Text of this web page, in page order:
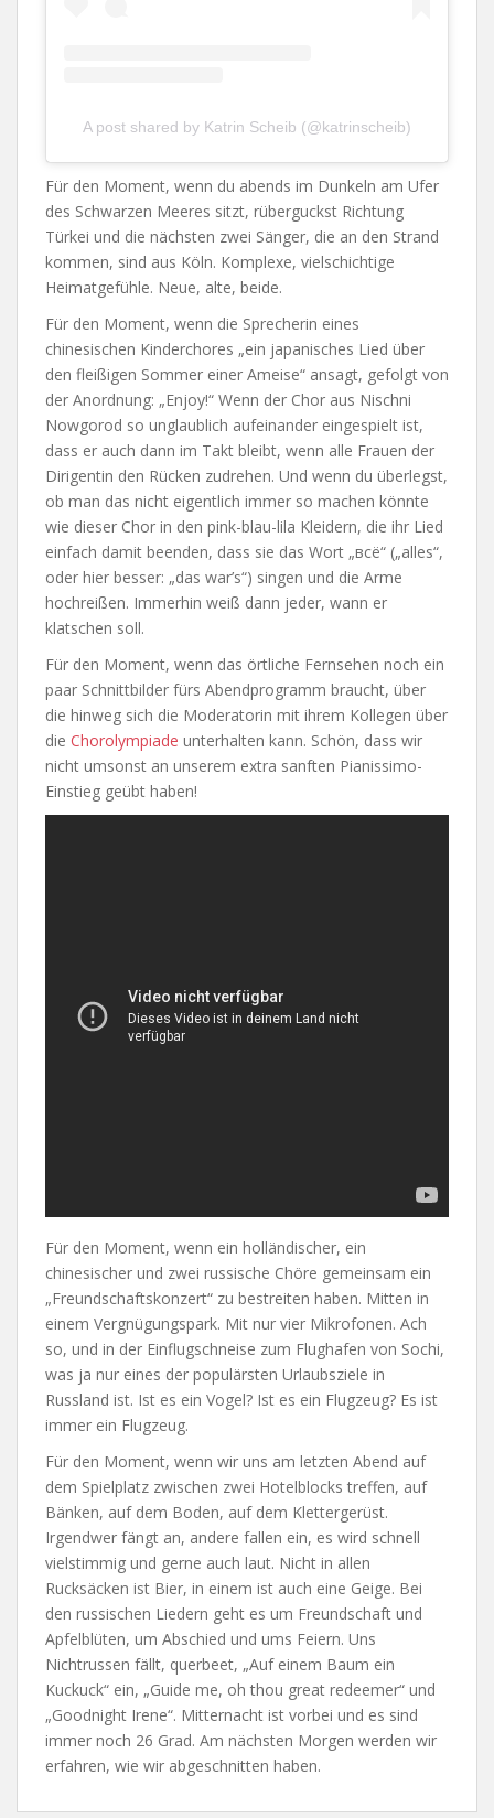
A post shared by Katrin Scheib (@katrinscheib)
Für den Moment, wenn du abends im Dunkeln am Ufer
des Schwarzen Meeres sitzt, rüberguckst Richtung
Türkei und die nächsten zwei Sänger, die an den Strand
kommen, sind aus Köln. Komplexe, vielschichtige
Heimatgefühle. Neue, alte, beide.
Für den Moment, wenn die Sprecherin eines
chinesischen Kinderchores „ein japanisches Lied über
den fleißigen Sommer einer Ameise“ ansagt, gefolgt von
der Anordnung: „Enjoy!“ Wenn der Chor aus Nischni
Nowgorod so unglaublich aufeinander eingespielt ist,
dass er auch dann im Takt bleibt, wenn alle Frauen der
Dirigentin den Rücken zudrehen. Und wenn du überlegst,
ob man das nicht eigentlich immer so machen könnte
wie dieser Chor in den pink-blau-lila Kleidern, die ihr Lied
einfach damit beenden, dass sie das Wort „всё“ („alles“,
oder hier besser: „das war’s“) singen und die Arme
hochreißen. Immerhin weiß dann jeder, wann er
klatschen soll.
Für den Moment, wenn das örtliche Fernsehen noch ein
paar Schnittbilder fürs Abendprogramm braucht, über
die hinweg sich die Moderatorin mit ihrem Kollegen über
die Chorolympiade unterhalten kann. Schön, dass wir
nicht umsonst an unserem extra sanften Pianissimo-
Einstieg geübt haben!
Für den Moment, wenn ein holländischer, ein
chinesischer und zwei russische Chöre gemeinsam ein
„Freundschaftskonzert“ zu bestreiten haben. Mitten in
einem Vergnügungspark. Mit nur vier Mikrofonen. Ach
so, und in der Einflugschneise zum Flughafen von Sochi,
was ja nur eines der populärsten Urlaubsziele in
Russland ist. Ist es ein Vogel? Ist es ein Flugzeug? Es ist
immer ein Flugzeug.
Für den Moment, wenn wir uns am letzten Abend auf
dem Spielplatz zwischen zwei Hotelblocks treffen, auf
Bänken, auf dem Boden, auf dem Klettergerüst.
Irgendwer fängt an, andere fallen ein, es wird schnell
vielstimmig und gerne auch laut. Nicht in allen
Rucksäcken ist Bier, in einem ist auch eine Geige. Bei
den russischen Liedern geht es um Freundschaft und
Apfelblüten, um Abschied und ums Feiern. Uns
Nichtrussen fällt, querbeet, „Auf einem Baum ein
Kuckuck“ ein, „Guide me, oh thou great redeemer“ und
„Goodnight Irene“. Mitternacht ist vorbei und es sind
immer noch 26 Grad. Am nächsten Morgen werden wir
erfahren, wie wir abgeschnitten haben.